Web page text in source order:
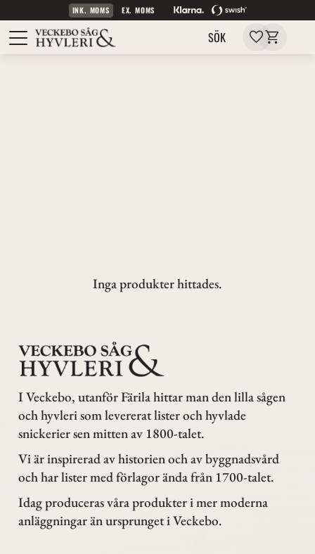
Meny
INK. MOMS EX. MOMS
SÖK Favoriter
Kundvagn
Inga produkter hittades.
I Veckebo, utanför Färila hittar man den lilla sågen
och hyvleri som levererat lister och hyvlade
snickerier sen mitten av 1800-talet.
Vi är inspirerad av historien och av byggnadsvård
och har lister med förlagor ända från 1700-talet.
Idag produceras våra produkter i mer moderna
anläggningar än ursprunget i Veckebo.